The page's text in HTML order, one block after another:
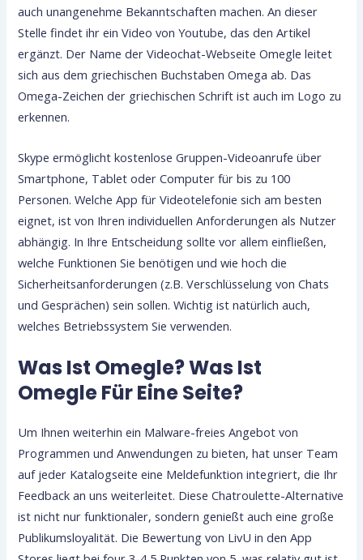
auch unangenehme Bekanntschaften machen. An dieser
Stelle findet ihr ein Video von Youtube, das den Artikel
ergänzt. Der Name der Videochat-Webseite Omegle leitet
sich aus dem griechischen Buchstaben Omega ab. Das
Omega-Zeichen der griechischen Schrift ist auch im Logo zu
erkennen.
Skype ermöglicht kostenlose Gruppen-Videoanrufe über
Smartphone, Tablet oder Computer für bis zu 100
Personen. Welche App für Videotelefonie sich am besten
eignet, ist von Ihren individuellen Anforderungen als Nutzer
abhängig. In Ihre Entscheidung sollte vor allem einfließen,
welche Funktionen Sie benötigen und wie hoch die
Sicherheitsanforderungen (z.B. Verschlüsselung von Chats
und Gesprächen) sein sollen. Wichtig ist natürlich auch,
welches Betriebssystem Sie verwenden.
Was Ist Omegle? Was Ist
Omegle Für Eine Seite?
Um Ihnen weiterhin ein Malware-freies Angebot von
Programmen und Anwendungen zu bieten, hat unser Team
auf jeder Katalogseite eine Meldefunktion integriert, die Ihr
Feedback an uns weiterleitet. Diese Chatroulette-Alternative
ist nicht nur funktionaler, sondern genießt auch eine große
Publikumsloyalität. Die Bewertung von LivU in den App